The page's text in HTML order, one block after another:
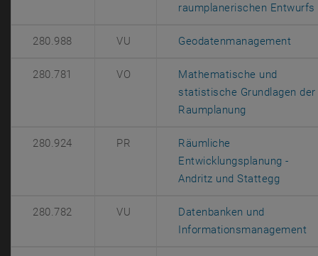
raumplanerischen Entwurfs
280.988 VU Geodatenmanagement
280.781 VO
Mathematische und
statistische Grundlagen der
Raumplanung
280.924 PR
Räumliche
Entwicklungsplanung -
Andritz und Stattegg
280.782 VU
Datenbanken und
Informationsmanagement